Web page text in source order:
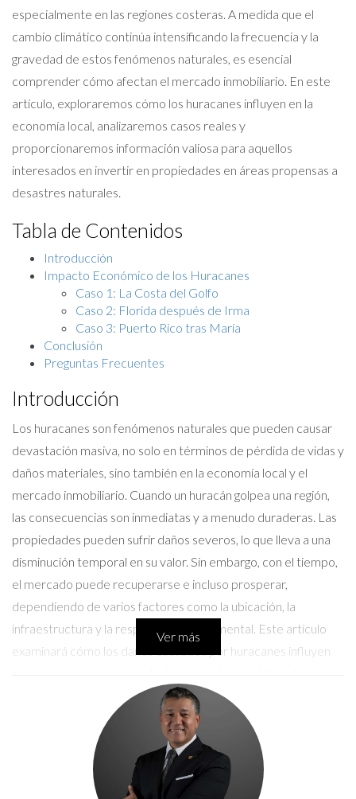
especialmente en las regiones costeras. A medida que el
cambio climático continúa intensificando la frecuencia y la
gravedad de estos fenómenos naturales, es esencial
comprender cómo afectan el mercado inmobiliario. En este
artículo, exploraremos cómo los huracanes influyen en la
economía local, analizaremos casos reales y
proporcionaremos información valiosa para aquellos
interesados en invertir en propiedades en áreas propensas a
desastres naturales.
Tabla de Contenidos
Introducción
Impacto Económico de los Huracanes
Caso 1: La Costa del Golfo
Caso 2: Florida después de Irma
Caso 3: Puerto Rico tras María
Conclusión
Preguntas Frecuentes
Introducción
Los huracanes son fenómenos naturales que pueden causar
devastación masiva, no solo en términos de pérdida de vidas y
daños materiales, sino también en la economía local y el
mercado inmobiliario. Cuando un huracán golpea una región,
las consecuencias son inmediatas y a menudo duraderas. Las
propiedades pueden sufrir daños severos, lo que lleva a una
disminución temporal en su valor. Sin embargo, con el tiempo,
el mercado puede recuperarse e incluso prosperar,
dependiendo de varios factores como la ubicación, la
infraestructura y la respuesta gubernamental. Este artículo
examinará cómo los daños causados por huracanes influyen
ejemplos concretos para ilustrar estos efectos.
Impacto Económico de los Huracanes
Los huracanes no solo destruyen casas; también alteran el
tejido económico de las comunidades afectadas. El impacto
Ver más